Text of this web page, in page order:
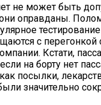
не может быть
оправданы.
с перегонкой
Кстати,
на борту нет
посылки,
значительно